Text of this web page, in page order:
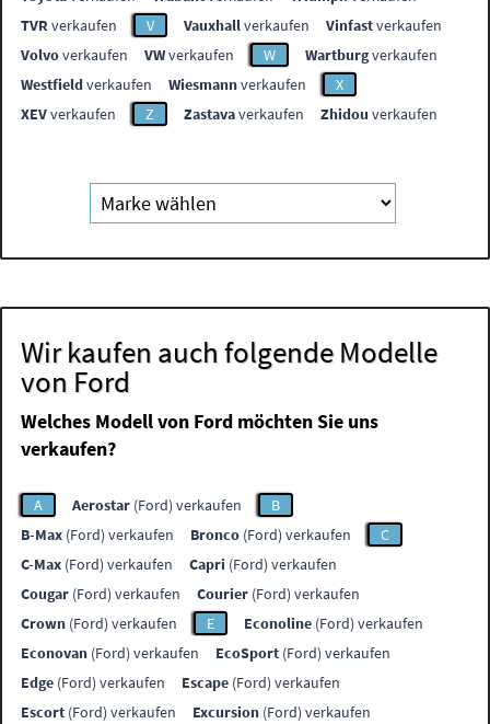
TVR verkaufen V Vauxhallverkaufen Vinfastverkaufen
Volvoverkaufen VWverkaufen W Wartburgverkaufen
Westfieldverkaufen Wiesmannverkaufen
X
XEVverkaufen Z Zastavaverkaufen Zhidou verkaufen
Wir kaufen auch folgende Modelle
von Ford
Welches Modell von Ford möchten Sie uns
verkaufen?
A Aerostar (Ford) verkaufen
B
B-Max (Ford) verkaufen Bronco (Ford) verkaufen
C
C-Max (Ford) verkaufen Capri (Ford) verkaufen
Cougar (Ford) verkaufen Courier (Ford) verkaufen
Crown (Ford) verkaufen E Econoline (Ford) verkaufen
Econovan (Ford) verkaufen EcoSport (Ford) verkaufen
Edge (Ford) verkaufen Escape (Ford) verkaufen
Escort (Ford) verkaufen Excursion (Ford) verkaufen